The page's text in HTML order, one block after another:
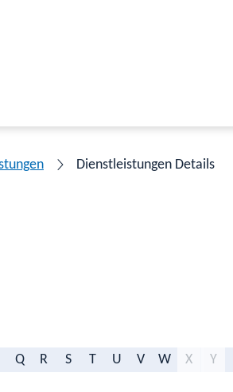
Dienstleistungen Details
Q R S T U V W X Y